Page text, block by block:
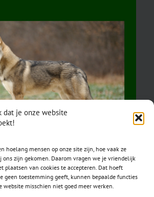
dat je onze website
hoelang mensen op onze site zijn, hoe vaak ze
ons zijn gekomen. Daarom vragen we je vriendelijk
plaatsen van cookies te accepteren. Dat hoeft
geen toestemming geeft, kunnen bepaalde functies
website misschien niet goed meer werken.